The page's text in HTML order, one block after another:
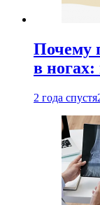
Почему
в ногах:
2 года спустя